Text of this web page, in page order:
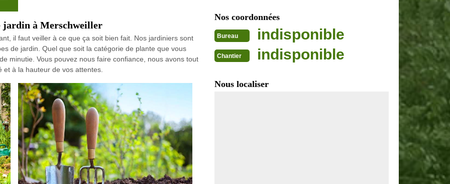
jardin à Merschweiller
il faut veiller à ce que ça soit bien fait. Nos jardiniers sont
de jardin. Quel que soit la catégorie de plante que vous
minutie. Vous pouvez nous faire confiance, nous avons tout
et à la hauteur de vos attentes.
Nos coordonnées
Bureau indisponible
Chantier indisponible
Nous localiser